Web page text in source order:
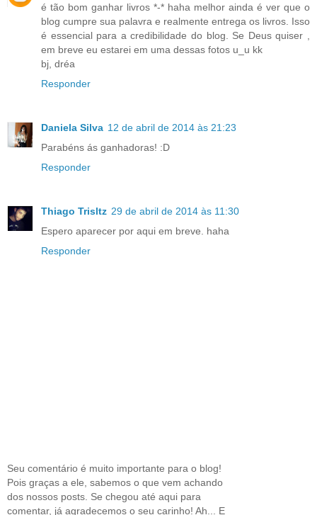
é tão bom ganhar livros *-* haha melhor ainda é ver que o
blog cumpre sua palavra e realmente entrega os livros. Isso
é essencial para a credibilidade do blog. Se Deus quiser ,
em breve eu estarei em uma dessas fotos u_u kk
bj, dréa
Responder
Daniela Silva 12 de abril de 2014 às 21:23
Parabéns ás ganhadoras! :D
Responder
Thiago Trisltz 29 de abril de 2014 às 11:30
Espero aparecer por aqui em breve. haha
Responder
Seu comentário é muito importante para o blog!
Pois graças a ele, sabemos o que vem achando
dos nossos posts. Se chegou até aqui para
comentar, já agradecemos o seu carinho! Ah... E